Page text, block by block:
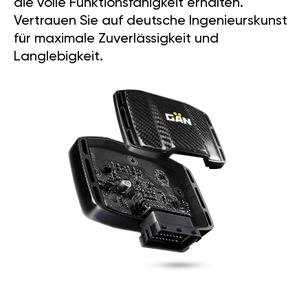
die volle Funktionsfähigkeit erhalten.
Vertrauen Sie auf deutsche Ingenieurskunst
für maximale Zuverlässigkeit und
Langlebigkeit.